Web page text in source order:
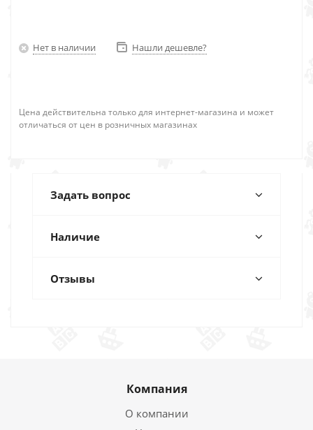
Нет в наличии Нашли дешевле?
Цена действительна только для интернет-магазина и может
отличаться от цен в розничных магазинах
Задать вопрос
Наличие
Отзывы
Компания
О компании